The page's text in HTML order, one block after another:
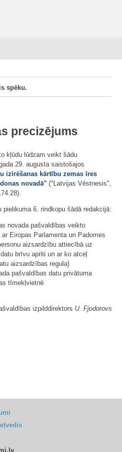
spēku.
precizējums
kļūdu lūdzam veikt šādu
29. augusta saistošajos
izīrēšanas kārtību zemas īres
novadā" ("Latvijas Vēstnesis",
6. rindkopu šādā redakcijā:
novada pašvaldības veikto
Eiropas Parlamenta un Padomes
aizsardzību attiecībā uz
brīvu apriti un ar ko atceļ
aizsardzības regula)
pašvaldības datu privātuma
tīmekļvietnē
izpilddirektors U. Fjodorovs